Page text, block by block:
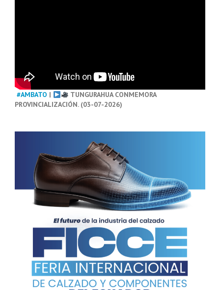
#AMBATO |
TUNGURAHUA CONMEMORA
PROVINCIALIZACIÓN. (03-07-2026)